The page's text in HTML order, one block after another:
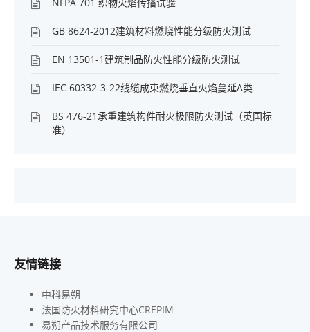
GB 8624-2012建筑材料燃烧性能分级防火测试
EN 13501-1建筑制品防火性能分级防火测试
IEC 60332-3-22线缆成束燃烧垂直火焰蔓延A类
BS 476-21承重建筑构件耐火极限防火测试（英国标
准）
友情链接
中科易朔
法国防火材料研究中心CREPIM
易朔产品技术服务有限公司